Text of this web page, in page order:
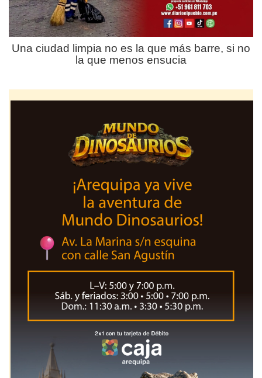
Una ciudad limpia no es la que más barre, si no
la que menos ensucia